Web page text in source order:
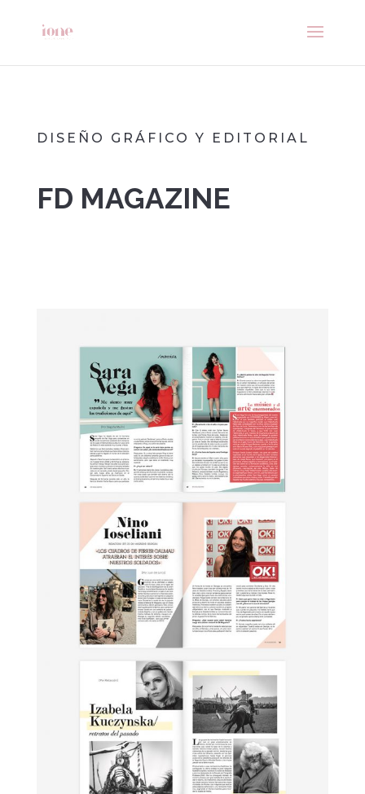
DISEÑO GRÁFICO Y EDITORIAL
FD MAGAZINE